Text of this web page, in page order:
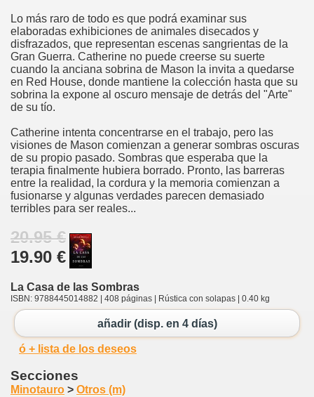
Lo más raro de todo es que podrá examinar sus
elaboradas exhibiciones de animales disecados y
disfrazados, que representan escenas sangrientas de la
Gran Guerra. Catherine no puede creerse su suerte
cuando la anciana sobrina de Mason la invita a quedarse
en Red House, donde mantiene la colección hasta que su
sobrina la expone al oscuro mensaje de detrás del "Arte"
de su tío.
Catherine intenta concentrarse en el trabajo, pero las
visiones de Mason comienzan a generar sombras oscuras
de su propio pasado. Sombras que esperaba que la
terapia finalmente hubiera borrado. Pronto, las barreras
entre la realidad, la cordura y la memoria comienzan a
fusionarse y algunas verdades parecen demasiado
terribles para ser reales...
20.95 €
19.90 €
La Casa de las Sombras
ISBN: 9788445014882 | 408 páginas | Rústica con solapas | 0.40 kg
añadir (disp. en 4 días)
ó + lista de los deseos
Secciones
Minotauro > Otros (m)